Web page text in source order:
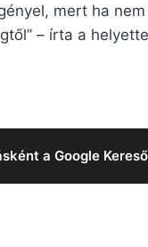
mert ha
– írta a
a Google